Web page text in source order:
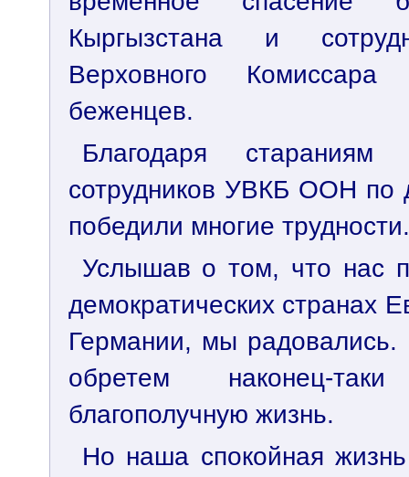
Кыргызстана и
Верховного
беженцев.
Благодаря стараниям
сотрудников УВКБ ООН
победили многие трудности.
Услышав о том, что нас
демократических странах
Германии, мы
обретем наконец-
благополучную жизнь.
Но наша спокойная